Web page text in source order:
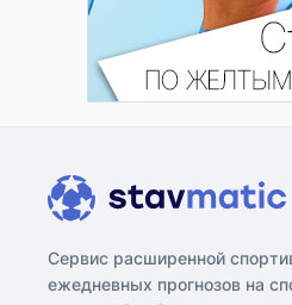
Сервис расширенной
ежедневных прогнозов на